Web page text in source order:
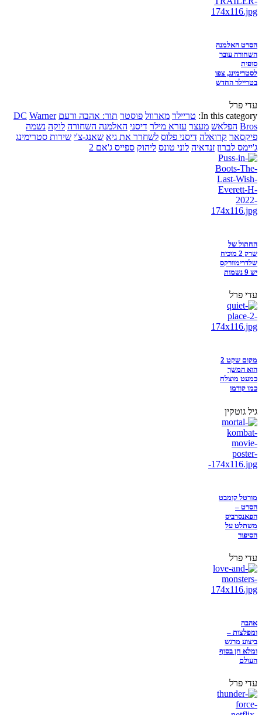
הסרט האלמנה
השחורה עובר
סופית
לסטרימינג, צפו
בטריילר החדש
עדי פרל
In this category: טריילר מארוול פוסטר תור: אהבה ורעם DC Warner
Bros הפלאש מעצר עזרא מילר דיסני האלמנה השחורה לוקה נשמה
פיקסאר קרואלה דיסני פלוס לשחרר את גיא שאנג-צ'י שירות סטרימינג
ג'יימס לברון זנדאיה לוני טונס ליהוק ספייס ג'אם 2
החתול של
שרק 2 מוכיח
שלדרימוורקס
יש 9 נשמות
עדי פרל
מקום שקט 2
הוא המשך
כמעט מוצלח
כמו קודמו
גיל גוטקין
מורטל קומבט
הסרט –
הפאנסרביס
משתלט על
הסיפור
עדי פרל
אהבה
ומפלצות –
ביצוע מרגש
ומלא חן בסוף
העולם
עדי פרל